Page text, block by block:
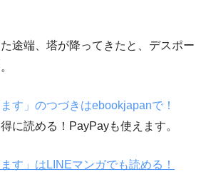
途端、塔が降ってきたと、デスポー
す」のつづきはebookjapanで！
に読める！PayPayも使えます。
す」はLINEマンガでも読める！